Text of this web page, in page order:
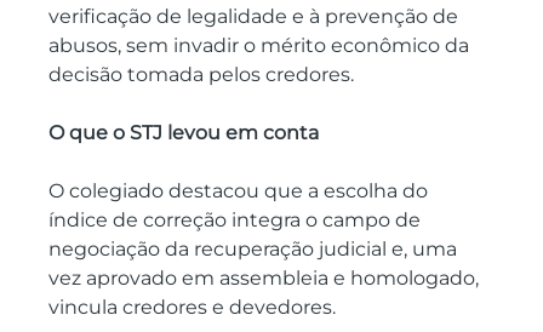
verificação de legalidade e à prevenção de
abusos, sem invadir o mérito econômico da
decisão tomada pelos credores.
O que o STJ levou em conta
O colegiado destacou que a escolha do
índice de correção integra o campo de
negociação da recuperação judicial e, uma
vez aprovado em assembleia e homologado,
vincula credores e devedores.